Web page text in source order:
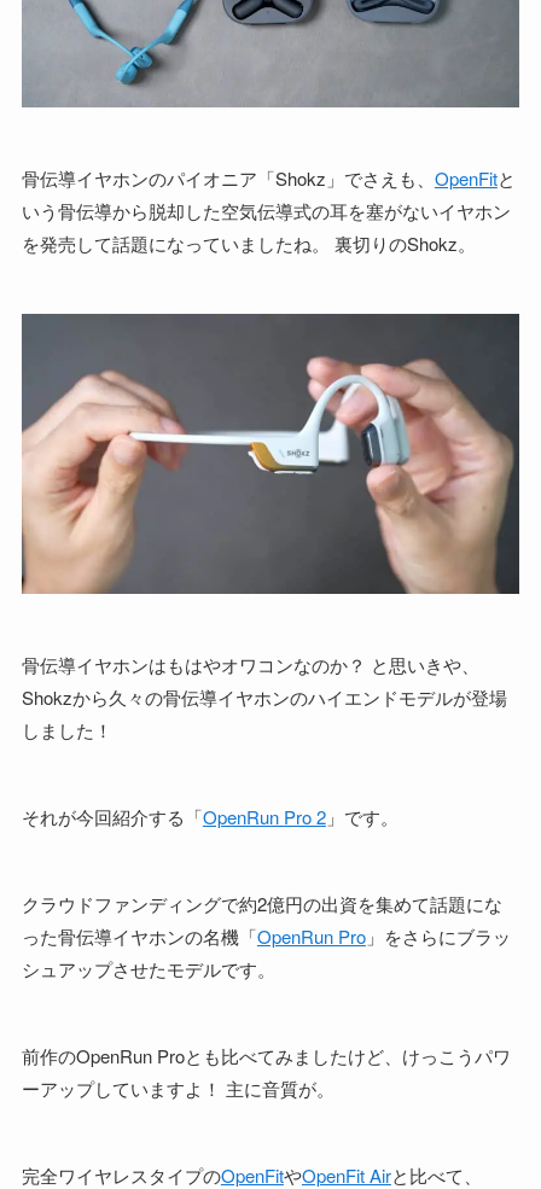
骨伝導イヤホンのパイオニア「Shokz」でさえも、 OpenFitと
いう骨伝導から脱却した空気伝導式の耳を塞がないイヤホン
を発売して話題になっていましたね。 裏切りのShokz。
骨伝導イヤホンはもはやオワコンなのか？ と思いきや、
Shokzから久々の骨伝導イヤホンのハイエンドモデルが登場
しました！
それが今回紹介する「OpenRun Pro 2」です。
クラウドファンディングで約2億円の出資を集めて話題にな
った骨伝導イヤホンの名機「OpenRun Pro」をさらにブラッ
シュアップさせたモデルです。
前作のOpenRun Proとも比べてみましたけど、けっこうパワ
ーアップしていますよ！ 主に音質が。
完全ワイヤレスタイプのOpenFitやOpenFit Airと比べて、